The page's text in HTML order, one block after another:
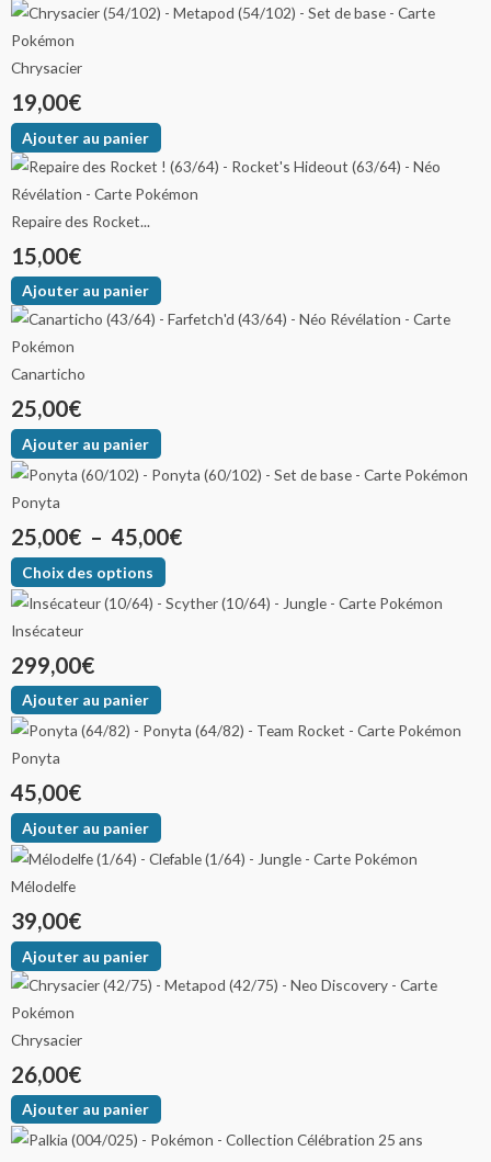
Chrysacier
19,00€
Ajouter au panier
Repaire des Rocket...
15,00€
Ajouter au panier
Canarticho
25,00€
Ajouter au panier
Ponyta
25,00€ – 45,00€
Choix des options
Insécateur
299,00€
Ajouter au panier
Ponyta
45,00€
Ajouter au panier
Mélodelfe
39,00€
Ajouter au panier
Chrysacier
26,00€
Ajouter au panier